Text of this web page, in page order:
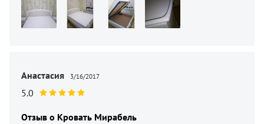
Анастасия 3/16/2017
5.0
Отзыв о Кровать Мирабель